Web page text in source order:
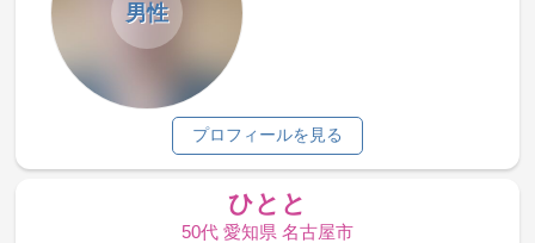
男性
プロフィールを見る
ひとと
50代 愛知県 名古屋市